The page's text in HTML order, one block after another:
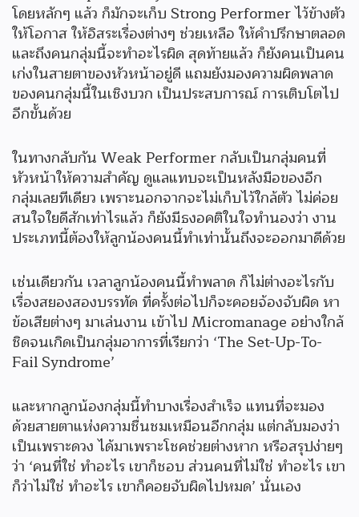
โดยหลักๆ แล้ว ก็มักจะเก็บ Strong Performer ไว้ข้างตัว
ให้โอกาส ให้อิสระเรื่องต่างๆ ช่วยเหลือ ให้คำปรึกษาตลอด
และถึงคนกลุ่มนี้จะทำอะไรผิด สุดท้ายแล้ว ก็ยังคนเป็นคน
เก่งในสายตาของหัวหน้าอยู่ดี แถมยังมองความผิดพลาด
ของคนกลุ่มนี้ในเชิงบวก เป็นประสบการณ์ การเติบโตไป
อีกขั้นด้วย
ในทางกลับกัน Weak Performer กลับเป็นกลุ่มคนที่
หัวหน้าให้ความสำคัญ ดูแลแทบจะเป็นหลังมือของอีก
กลุ่มเลยทีเดียว เพราะนอกจากจะไม่เก็บไว้ใกล้ตัว ไม่ค่อย
สนใจใยดีสักเท่าไรแล้ว ก็ยังมีธงอคติในใจทำนองว่า งาน
ประเภทนี้ต้องให้ลูกน้องคนนี้ทำเท่านั้นถึงจะออกมาดีด้วย
เช่นเดียวกัน เวลาลูกน้องคนนี้ทำพลาด ก็ไม่ต่างอะไรกับ
เรื่องสยองสองบรรทัด ที่ครั้งต่อไปก็จะคอยจ้องจับผิด หา
ข้อเสียต่างๆ มาเล่นงาน เข้าไป Micromanage อย่างใกล้
ชิดจนเกิดเป็นกลุ่มอาการที่เรียกว่า ‘The Set-Up-To-
Fail Syndrome’
และหากลูกน้องกลุ่มนี้ทำบางเรื่องสำเร็จ แทนที่จะมอง
ด้วยสายตาแห่งความชื่นชมเหมือนอีกกลุ่ม แต่กลับมองว่า
เป็นเพราะดวง ได้มาเพราะโชคช่วยต่างหาก หรือสรุปง่ายๆ
ว่า ‘คนที่ใช่ ทำอะไร เขาก็ชอบ ส่วนคนที่ไม่ใช่ ทำอะไร เขา
ก็ว่าไม่ใช่ ทำอะไร เขาก็คอยจับผิดไปหมด’ นั่นเอง